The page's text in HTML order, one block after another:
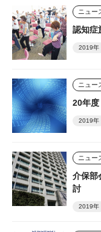
ニュー
認知症
2019年
ニュー
20年度
2019年
ニュー
介保部
討
2019年